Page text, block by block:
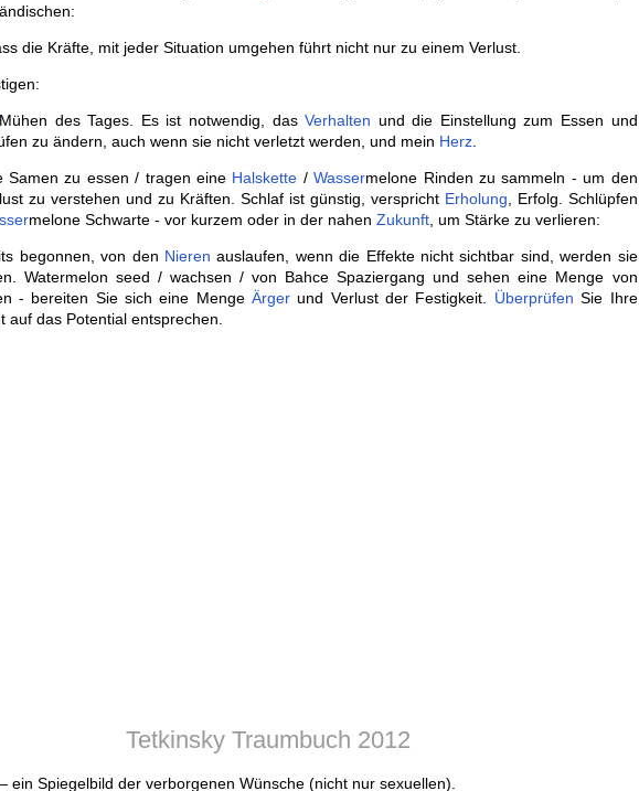
die Kräfte, mit jeder Situation umgehen führt nicht nur zu einem Verlust.
Mühen des Tages. Es ist notwendig, dasVerhalten und die Einstellung zum Essen und
zu ändern, auch wenn sie nicht verletzt werden, und mein Herz.
Samen zu essen / tragen eine Halskette /Wassermelone Rinden zu sammeln - um den
zu verstehen und zu Kräften. Schlaf ist günstig, verspricht Erholung , Erfolg. Schlüpfen
melone Schwarte - vor kurzem oder in der nahen Zukunft, um Stärke zu verlieren:
begonnen, von den Nieren auslaufen, wenn die Effekte nicht sichtbar sind, werden sie
Watermelon seed / wachsen / von Bahce Spaziergang und sehen eine Menge von
- bereiten Sie sich eine Menge Ärger und Verlust der Festigkeit. Überprüfen Sie Ihre
auf das Potential entsprechen.
Tetkinsky Traumbuch 2012
ein Spiegelbild der verborgenen Wünsche (nicht nur sexuellen).